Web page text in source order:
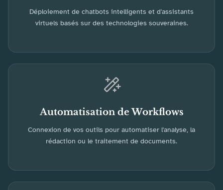
Déploiement de chatbots intelligents et d'assistants
virtuels basés sur des technologies souveraines.
Automatisation de Workflows
Connexion de vos outils pour automatiser l'analyse, la
rédaction ou le traitement de documents.